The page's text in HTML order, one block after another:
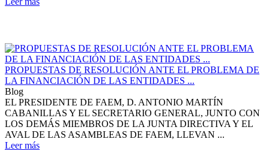
PROPUESTAS DE RESOLUCIÓN ANTE EL PROBLEMA DE
LA FINANCIACIÓN DE LAS ENTIDADES ...
Blog
EL PRESIDENTE DE FAEM, D. ANTONIO MARTÍN
CABANILLAS Y EL SECRETARIO GENERAL, JUNTO CON
LOS DEMÁS MIEMBROS DE LA JUNTA DIRECTIVA Y EL
AVAL DE LAS ASAMBLEAS DE FAEM, LLEVAN ...
Leer más